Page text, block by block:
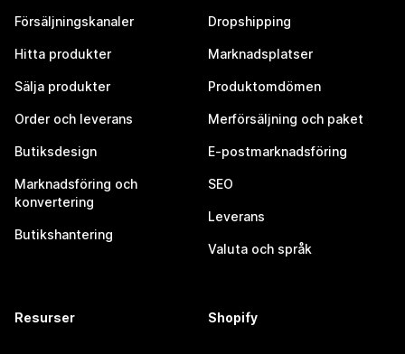
Försäljningskanaler
Hitta produkter
Sälja produkter
Order och leverans
Butiksdesign
Marknadsföring och
konvertering
Butikshantering
Dropshipping
Marknadsplatser
Produktomdömen
Merförsäljning och paket
E-postmarknadsföring
SEO
Leverans
Valuta och språk
Resurser Shopify